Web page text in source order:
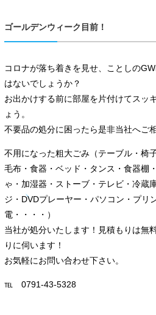
ゴールデンウィーク目前！
コロナが落ち着きを見せ、ことしの
はないでしょうか？
お出かけする前に部屋を片付けてスッ
ょう。
不要品の処分に困ったら是非当社へご
不用になった粗大ごみ（テーブル・椅
毛布・食器・ベッド・タンス・食器棚
ゃ・加湿器・ストーブ・テレビ・冷蔵
ジ・DVDプレーヤー・パソコン・プリ
電・・・・）
当社が処分いたします！見積もりは無
りに伺います！
お気軽にお問い合わせ下さい。
℡ 0791-43-5328